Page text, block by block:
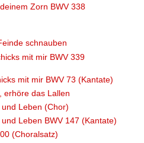
Zorn BWV 338
schnauben
mit mir BWV 339
mit mir BWV 73 (Kantate)
erhöre das Lallen
Leben (Chor)
Leben BWV 147 (Kantate)
(Choralsatz)